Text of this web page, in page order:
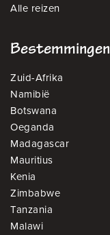
Alle reizen
Bestemmingen
Zuid-Afrika
Namibië
Botswana
Oeganda
Madagascar
Mauritius
Kenia
Zimbabwe
Tanzania
Malawi